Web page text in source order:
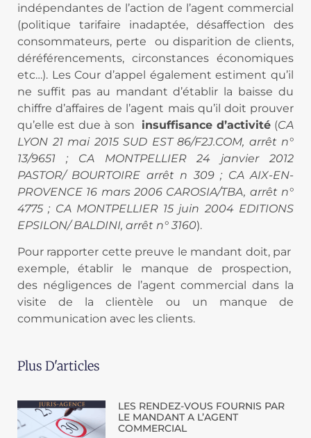
indépendantes de l’action de l’agent commercial
(politique tarifaire inadaptée, désaffection des
consommateurs, perte
ou disparition de clients,
déréférencements, circonstances économiques
etc…). Les Cour d’appel également estiment qu’il
ne suffit pas au mandant d’établir la baisse du
chiffre d’affaires de l’agent mais qu’il doit prouver
qu’elle est due à son
insuffisance d’activité(CA
LYON 21 mai 2015 SUD EST 86/F2J.COM, arrêt n°
13/9651 ; CA MONTPELLIER 24 janvier 2012
PASTOR/ BOURTOIRE arrêt n 309 ; CA AIX-EN-
PROVENCE 16 mars 2006 CAROSIA/TBA, arrêt n°
4775 ; CA MONTPELLIER 15 juin 2004 EDITIONS
EPSILON/ BALDINI, arrêt n° 3160).
Pour rapporter cette preuve le mandant doit, par
exemple,
établir le manque de
prospection,
des négligences de l’agent commercial dans la
visite de la clientèle ou un manque de
communication avec les clients.
Plus D'articles
LES RENDEZ-VOUS FOURNIS PAR
LE MANDANT A L’AGENT
COMMERCIAL